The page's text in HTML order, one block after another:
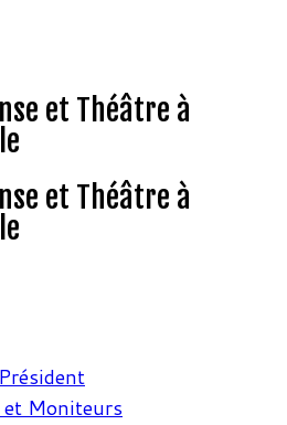
et Théâtre à
et Théâtre à
et Moniteurs